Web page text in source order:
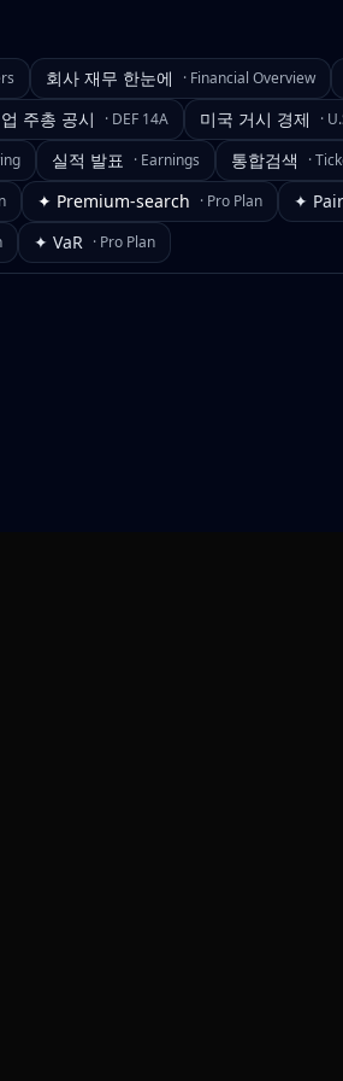
회사 재무 한눈에 · Financial Overview
주총 공시 · DEF 14A 미국 거시 경제 ·
실적 발표 · Earnings 통합검색 ·
✦ Premium-search · Pro Plan ✦
✦ VaR · Pro Plan